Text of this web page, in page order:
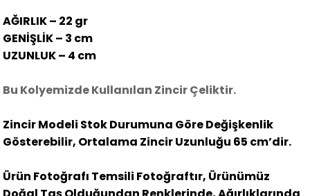
AĞIRLIK – 22 gr
GENİŞLİK – 3 cm
UZUNLUK – 4 cm
Bu Kolyemizde Kullanılan Zincir Çeliktir.
Zincir Modeli Stok Durumuna Göre Değişkenlik
Gösterebilir, Ortalama Zincir Uzunluğu 65 cm’dir.
Ürün Fotoğrafı Temsili Fotoğraftır, Ürünümüz